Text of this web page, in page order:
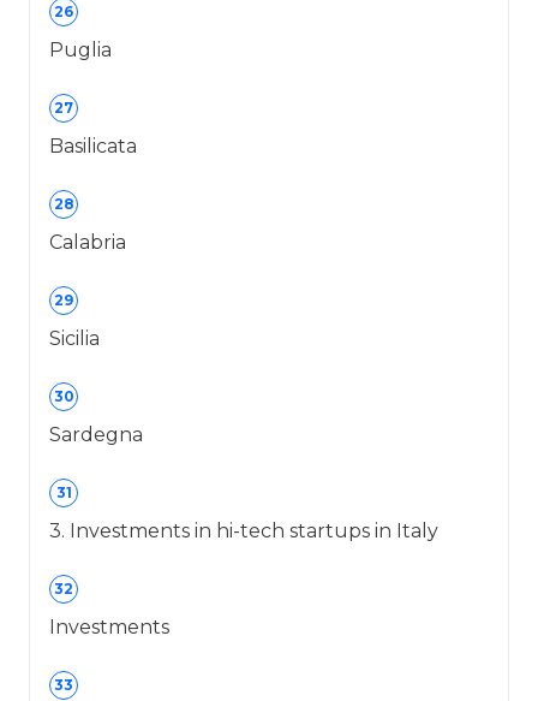
26
Puglia
27
Basilicata
28
Calabria
29
Sicilia
30
Sardegna
31
3. Investments in hi-tech startups in Italy
32
Investments
33